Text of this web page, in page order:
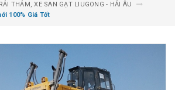
THẢM, XE SAN GẠT LIUGONG - HẢI ÂU
100% Giá Tốt